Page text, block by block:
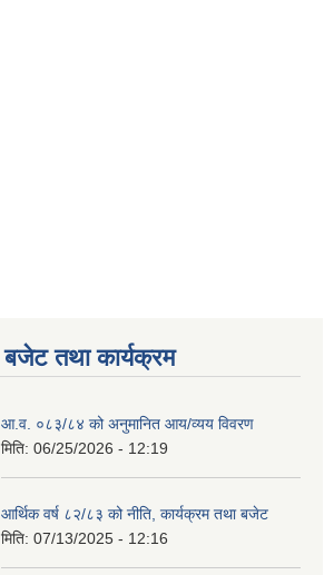
बजेट तथा कार्यक्रम
आ.व. ०८३/८४ को अनुमानित आय/व्यय विवरण
मिति: 06/25/2026 - 12:19
आर्थिक वर्ष ८२/८३ को नीति, कार्यक्रम तथा बजेट
मिति: 07/13/2025 - 12:16